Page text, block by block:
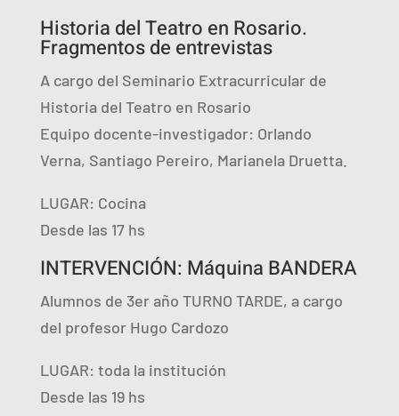
Historia del Teatro en Rosario.
Fragmentos de entrevistas
A cargo del Seminario Extracurricular de
Historia del Teatro en Rosario
Equipo docente-investigador: Orlando
Verna, Santiago Pereiro, Marianela Druetta.
LUGAR: Cocina
Desde las 17 hs
INTERVENCIÓN: Máquina BANDERA
Alumnos de 3er año TURNO TARDE, a cargo
del profesor Hugo Cardozo
LUGAR: toda la institución
Desde las 19 hs